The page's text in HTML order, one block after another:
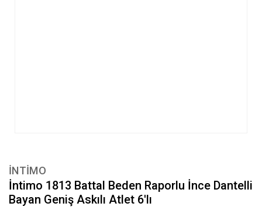
İNTİMO
İntimo 1813 Battal Beden Raporlu İnce Dantelli
Bayan Geniş Askılı Atlet 6'lı